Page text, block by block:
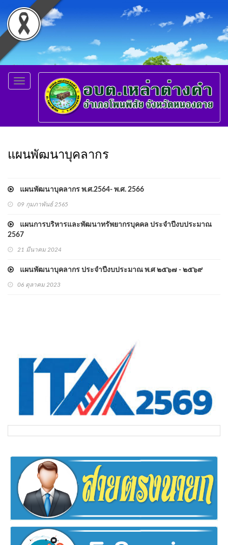
Toggle
navigation
แผนพัฒนาบุคลากร
แผนพัฒนาบุคลากร พ.ศ.2564- พ.ศ. 2566
09 กุมภาพันธ์ 2565
แผนการบริหารและพัฒนาทรัพยากรบุคคล ประจำปีงบประมาณ
2567
21 มีนาคม 2024
แผนพัฒนาบุคลากร ประจำปีงบประมาณ พ.ศ ๒๕๖๗ - ๒๕๖๙
06 ตุลาคม 2023